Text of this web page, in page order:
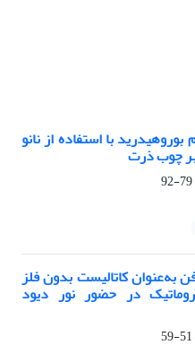
با استفاده از نانو
79-92
به‌عنوان کاتالیست بدون فلز
در حضور نور دیود
51-59